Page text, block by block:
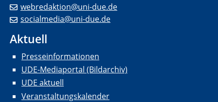
webredaktion@uni-due.de
socialmedia@uni-due.de
Aktuell
Presseinformationen
UDE-Mediaportal (Bildarchiv)
UDE aktuell
Veranstaltungskalender